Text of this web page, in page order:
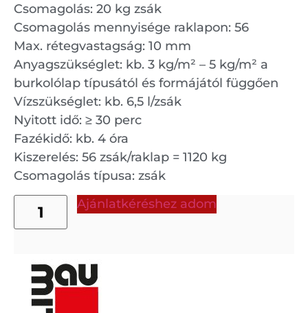
Csomagolás: 20 kg zsák
Csomagolás mennyisége raklapon: 56
Max. rétegvastagság: 10 mm
Anyagszükséglet: kb. 3 kg/m² – 5 kg/m² a
burkolólap típusától és formájától függően
Vízszükséglet: kb. 6,5 l/zsák
Nyitott idő: ≥ 30 perc
Fazékidő: kb. 4 óra
Kiszerelés: 56 zsák/raklap = 1120 kg
Csomagolás típusa: zsák
Ajánlatkéréshez adom